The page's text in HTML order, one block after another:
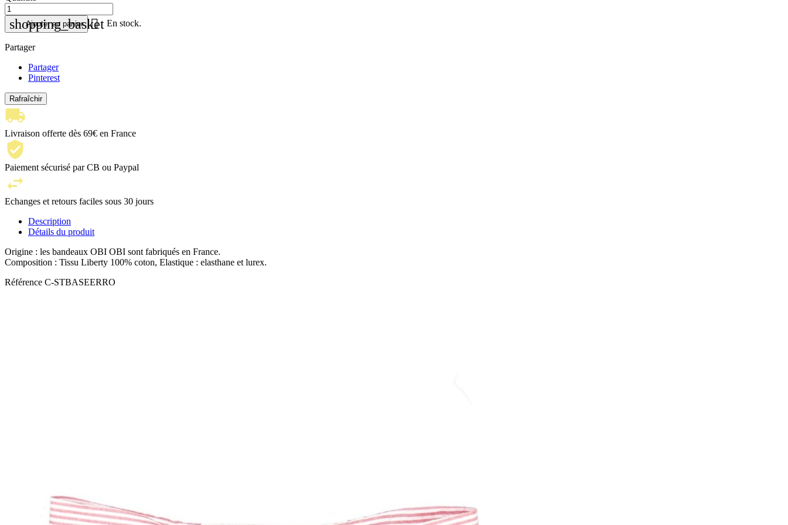
shopping_basket
Ajouter au panier  En stock.
Partager
Partager
Pinterest
Livraison offerte dès 69€ en France
Paiement sécurisé par CB ou Paypal
Echanges et retours faciles sous 30 jours
Description
Détails du produit
Origine : les bandeaux OBI OBI sont fabriqués en France.
Composition : Tissu Liberty 100% coton, Elastique : elasthane et lurex.
Référence C-STBASEERRO